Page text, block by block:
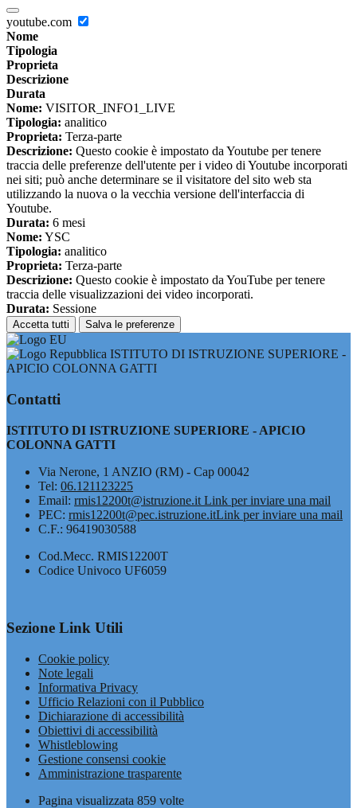
youtube.com
Nome
Tipologia
Proprieta
Descrizione
Durata
Nome: VISITOR_INFO1_LIVE
Tipologia: analitico
Proprieta: Terza-parte
Descrizione: Questo cookie è impostato da Youtube per tenere
traccia delle preferenze dell'utente per i video di Youtube incorporati
nei siti; può anche determinare se il visitatore del sito web sta
utilizzando la nuova o la vecchia versione dell'interfaccia di
Youtube.
Durata: 6 mesi
Nome: YSC
Tipologia: analitico
Proprieta: Terza-parte
Descrizione: Questo cookie è impostato da YouTube per tenere
traccia delle visualizzazioni dei video incorporati.
Durata: Sessione
Accetta tutti Salva le preferenze
ISTITUTO DI ISTRUZIONE SUPERIORE -
APICIO COLONNA GATTI
Contatti
ISTITUTO DI ISTRUZIONE SUPERIORE - APICIO
COLONNA GATTI
Via Nerone, 1 ANZIO (RM) - Cap 00042
Tel: 06.121123225
Email: rmis12200t@istruzione.it Link per inviare una mail
PEC: rmis12200t@pec.istruzione.itLink per inviare una mail
C.F.: 96419030588
Cod.Mecc. RMIS12200T
Codice Univoco UF6059
Sezione Link Utili
Cookie policy
Note legali
Informativa Privacy
Ufficio Relazioni con il Pubblico
Dichiarazione di accessibilità
Obiettivi di accessibilità
Whistleblowing
Gestione consensi cookie
Amministrazione trasparente
Pagina visualizzata 859 volte